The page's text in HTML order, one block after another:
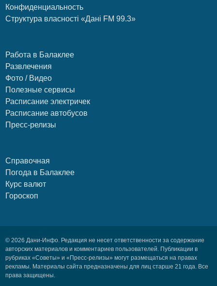
Конфиденциальность
Структура власності «Дані FM 99.3»
Работа в Балаклее
Развлечения
Фото / Видео
Полезные сервисы
Расписание электричек
Расписание автобусов
Пресс-релизы
Справочная
Погода в Балаклее
Курс валют
Гороскоп
© 2026 Дани-Инфо. Редакция не несет ответственности за содержание
авторских материалов и комментариев пользователей. Публикации в
рубриках «Советы» и «Пресс-релизы» могут размещаться на правах
рекламы. Материалы сайта предназначены для лиц старше 21 года. Все
права защищены.